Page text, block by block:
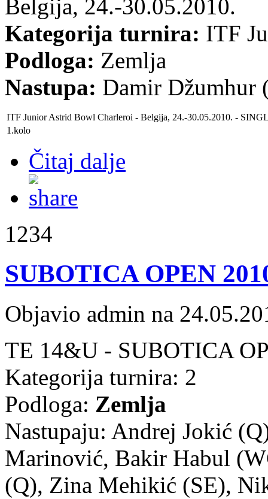
Belgija, 24.-30.05.2010.
Kategorija turnira: ITF
Podloga: Zemlja
Nastupa: Damir Džumhur
ITF JuniorAstrid Bowl Charleroi - Belgija, 24.-30.05.2010. -
1.kolo
Čitaj dalje
1234
SUBOTICA OPEN
Objavio admin na
TE 14&U - SUBOTICA
Kategorija turnira: 2
Podloga: Zemlja
Nastupaju: Andrej Jokić
Marinović, Bakir Habul
(Q), Zina Mehikić (SE),